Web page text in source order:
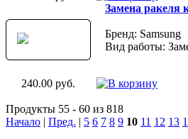
Замена ракеля
Бренд: Samsung
Вид работы:
240.00 руб.
Продукты 55 - 60 из 818
Начало | Пред. | 5 6 7 8 9 10 11 12 13